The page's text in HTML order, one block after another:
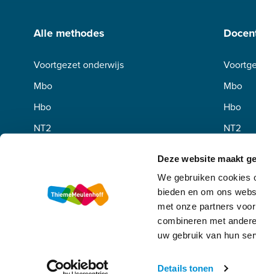
Deze website maakt
We gebruiken cookies
bieden en om ons
met onze partners
combineren met
uw gebruik van hun
Details tonen
Alle methodes
Voortgezet onderwijs
Mbo
Hbo
NT2
Mbo
Hbo
NT2